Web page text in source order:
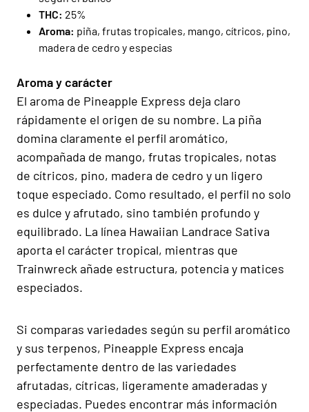
THC: 25%
Aroma: piña, frutas tropicales, mango, cítricos, pino,
madera de cedro y especias
Aroma y carácter
El aroma de Pineapple Express deja claro
rápidamente el origen de su nombre. La piña
domina claramente el perfil aromático,
acompañada de mango, frutas tropicales, notas
de cítricos, pino, madera de cedro y un ligero
toque especiado. Como resultado, el perfil no solo
es dulce y afrutado, sino también profundo y
equilibrado. La línea Hawaiian Landrace Sativa
aporta el carácter tropical, mientras que
Trainwreck añade estructura, potencia y matices
especiados.
Si comparas variedades según su perfil aromático
y sus terpenos, Pineapple Express encaja
perfectamente dentro de las variedades
afrutadas, cítricas, ligeramente amaderadas y
especiadas. Puedes encontrar más información